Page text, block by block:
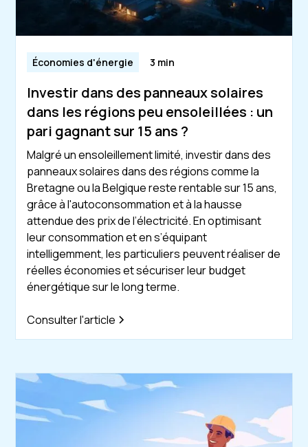
Économies d'énergie 3 min
Investir dans des panneaux solaires
dans les régions peu ensoleillées : un
pari gagnant sur 15 ans ?
Malgré un ensoleillement limité, investir dans des
panneaux solaires dans des régions comme la
Bretagne ou la Belgique reste rentable sur 15 ans,
grâce à l'autoconsommation et à la hausse
attendue des prix de l’électricité. En optimisant
leur consommation et en s’équipant
intelligemment, les particuliers peuvent réaliser de
réelles économies et sécuriser leur budget
énergétique sur le long terme.
Consulter l'article